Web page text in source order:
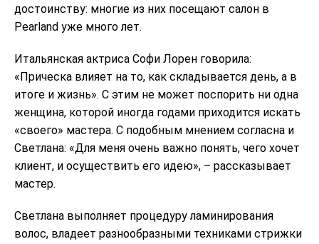
достоинству: многие из них посещают салон в
Pearland уже много лет.
Итальянская актриса Софи Лорен говорила:
«Прическа влияет на то, как складывается день, а в
итоге и жизнь». С этим не может поспорить ни одна
женщина, которой иногда годами приходится искать
«своего» мастера. С подобным мнением согласна и
Светлана: «Для меня очень важно понять, чего хочет
клиент, и осуществить его идею», – рассказывает
мастер.
Светлана выполняет процедуру ламинирования
волос, владеет разнообразными техниками стрижки